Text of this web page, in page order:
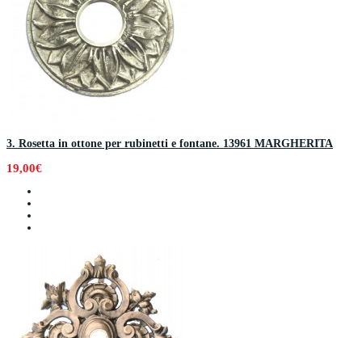
3. Rosetta in ottone per rubinetti e fontane. 13961 MARGHERITA
19,00€